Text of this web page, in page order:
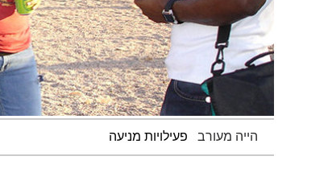
הייה מעורב פעילויות מניעה